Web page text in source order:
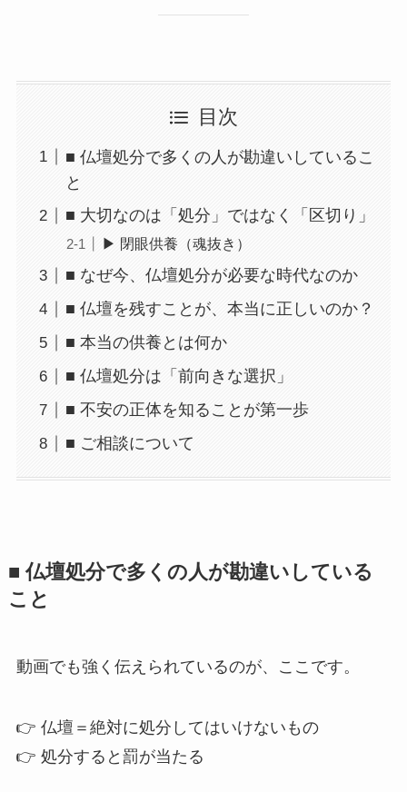
目次
■ 仏壇処分で多くの人が勘違いしているこ
と
■ 大切なのは「処分」ではなく「区切り」
▶ 閉眼供養（魂抜き）
■ なぜ今、仏壇処分が必要な時代なのか
■ 仏壇を残すことが、本当に正しいのか？
■ 本当の供養とは何か
■ 仏壇処分は「前向きな選択」
■ 不安の正体を知ることが第一歩
■ ご相談について
■ 仏壇処分で​多くの​人が​勘違いしている​
こと
動画でも強く伝えられているのが、ここです。
👉 仏壇＝絶対に処分してはいけないもの
👉 処分すると罰が当たる